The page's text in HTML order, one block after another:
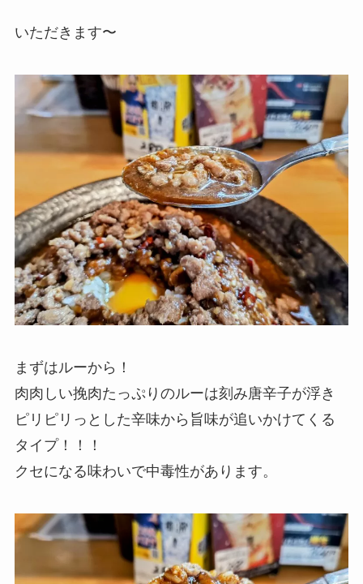
いただきます〜
まずはルーから！
肉肉しい挽肉たっぷりのルーは刻み唐辛子が浮き
ピリピリっとした辛味から旨味が追いかけてくる
タイプ！！！
クセになる味わいで中毒性があります。